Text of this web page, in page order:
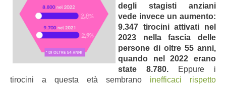
degli stagisti anziani
vede invece un aumento:
9.347 tirocini attivati nel
2023 nella fascia delle
persone di oltre 55 anni,
quando nel 2022 erano
state 8.780.
Eppure i
tirocini a questa età sembrano inefficaci rispetto